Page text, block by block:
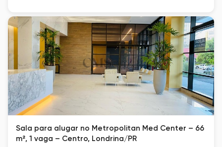
Sala para alugar no Metropolitan Med Center – 66
m², 1 vaga – Centro, Londrina/PR